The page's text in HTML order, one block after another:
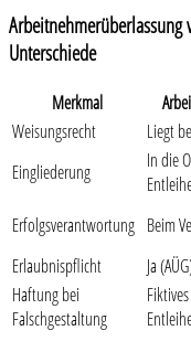
Arbeitnehmerüberlassung
Unterschiede
Merkmal
Weisungsrecht
Liegt
Eingliederung
In die
Erfolgsverantwortung Beim
Erlaubnispflicht
Ja
Haftung bei
Falschgestaltung